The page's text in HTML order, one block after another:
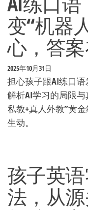
变“机器
心，答
2025年10月31日
担心孩子跟AI练口
解析AI学习的局限
私教+真人外教”黄
生动。
孩子英
法，从